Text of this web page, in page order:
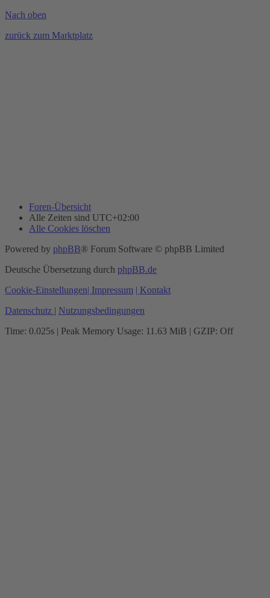
Nach oben
zurück zum Marktplatz
Foren-Übersicht
Alle Zeiten sind UTC+02:00
Alle Cookies löschen
Powered by phpBB® Forum Software © phpBB Limited
Deutsche Übersetzung durch phpBB.de
Cookie-Einstellungen | Impressum
| Kontakt
Datenschutz
Nutzungsbedingungen
Time: 0.025s | Peak Memory Usage: 11.63 MiB | GZIP: Off